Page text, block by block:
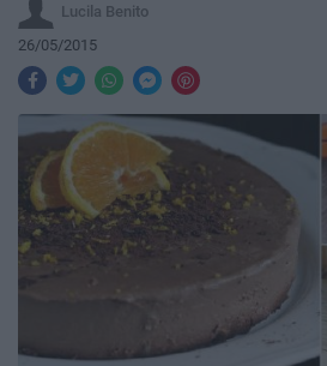
Lucila Benito
26/05/2015